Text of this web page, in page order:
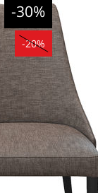
-30%
-20%